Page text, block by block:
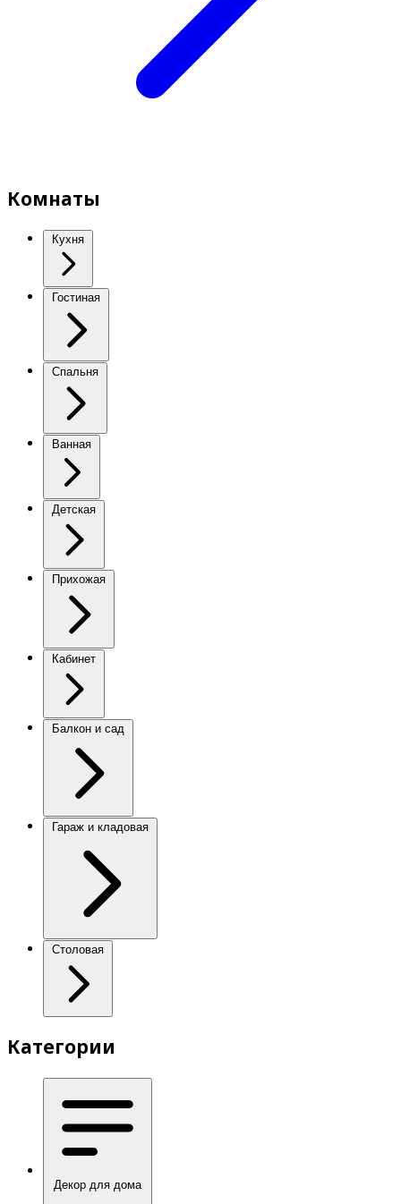
Комнаты
Кухня
Гостиная
Спальня
Ванная
Детская
Прихожая
Кабинет
Балкон и сад
Гараж и кладовая
Столовая
Категории
Декор для дома